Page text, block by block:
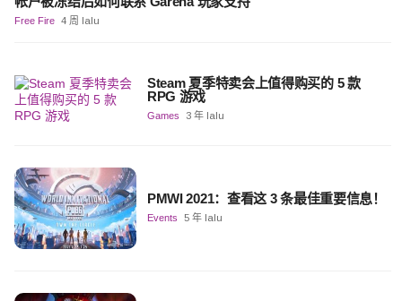
Free Fire 4 周 lalu
Steam 夏季特卖会上值得购买的 5 款
RPG 游戏
Games 3 年 lalu
PMWI 2021：查看这 3 条最佳重要信息！
Events 5 年 lalu